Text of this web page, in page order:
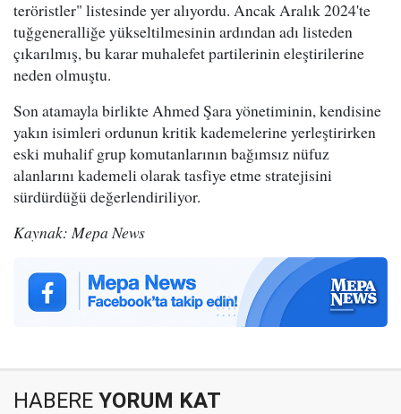
teröristler" listesinde yer alıyordu. Ancak Aralık 2024'te
tuğgeneralliğe yükseltilmesinin ardından adı listeden
çıkarılmış, bu karar muhalefet partilerinin eleştirilerine
neden olmuştu.
Son atamayla birlikte Ahmed Şara yönetiminin, kendisine
yakın isimleri ordunun kritik kademelerine yerleştirirken
eski muhalif grup komutanlarının bağımsız nüfuz
alanlarını kademeli olarak tasfiye etme stratejisini
sürdürdüğü değerlendiriliyor.
Kaynak: Mepa News
HABERE YORUM KAT